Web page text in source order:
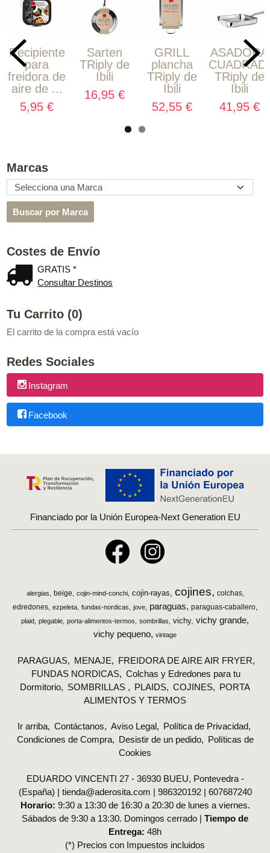
Marcas
Costes de Envío
GRATIS *
Consultar Destinos
Tu Carrito (0)
El carrito de la compra está vacío
Redes Sociales
Instagram
Facebook
Recipiente
para
freidora de
aire de ...
5,95 €
Sarten
TRiply de
Ibili
16,95 €
GRILL
plancha
TRiply de
Ibili
52,55 €
ASADORA
TRiply de
Ibili
41,95 €
Financiado por la Unión Europea-Next Generation EU
alergias beige cojin-mind-conchi cojin-rayas cojines
colchas
edredones ezpeleta fundas-nordicas jove paraguas paraguas-caballero
plaid plegable porta-alimentos-termos sombrillas vichy vichy grande
vichy pequeno
vintage
PARAGUAS MENAJE
FREIDORA DE AIRE AIR FRYER
FUNDAS NORDICAS
Colchas y Edredones para tu
Dormitorio
SOMBRILLAS PLAIDS COJINES
PORTA
ALIMENTOS Y TERMOS
Ir arriba Contáctanos Aviso Legal
Política de Privacidad
Condiciones de Compra
Desistir de un pedido
Políticas de
Cookies
EDUARDO VINCENTI 27 - 36930 BUEU, Pontevedra -
(España) | tienda@aderosita.com | 986320192| 607687240
Horario: 9:30 a 13:30 de 16:30 a 20:30 de lunes a viernes.
Sábados de 9:30 a 13:30. Domingos cerrado | Tiempo de
Entrega: 48h
(*) Precios con Impuestos incluidos